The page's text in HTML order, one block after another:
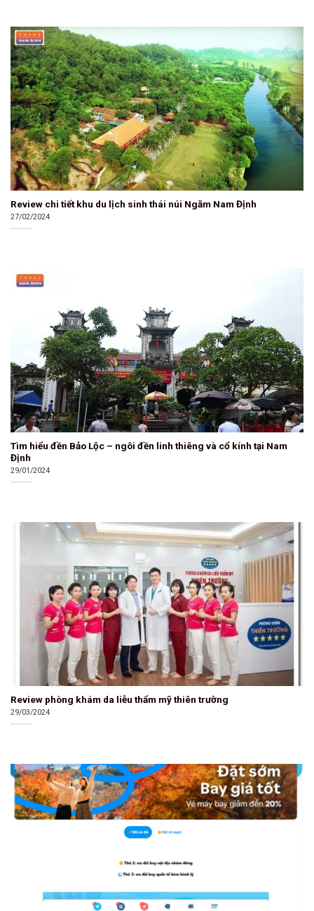
Review chi tiết khu du lịch sinh thái núi Ngăm Nam Định
27/02/2024
Tìm hiểu đền Bảo Lộc – ngôi đền linh thiêng và cổ kính tại Nam
Định
29/01/2024
Review phòng khám da liễu thẩm mỹ thiên trường
29/03/2024